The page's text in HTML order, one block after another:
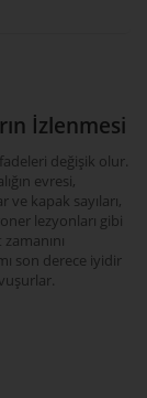
İzlenmesi
değişik olur.
evresi,
kapak sayıları,
lezyonları gibi
son derece iyidir